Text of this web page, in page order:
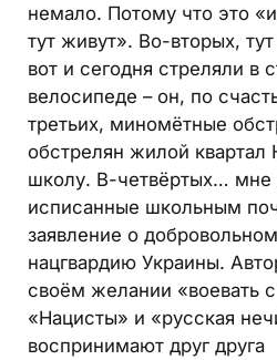
немало. Потому что это
тут живут». Во-вторых,
вот и сегодня стреляли в
велосипеде – он, по
третьих, миномётные
обстрелян жилой
школу. В-четвёртых… мне
исписанные школьным
заявление о
нацгвардию Украины.
своём желании «воевать
«Нацисты» и «русская
воспринимают друг друга